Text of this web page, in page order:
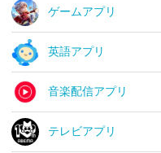
ゲームアプリ
英語アプリ
音楽配信アプリ
テレビアプリ